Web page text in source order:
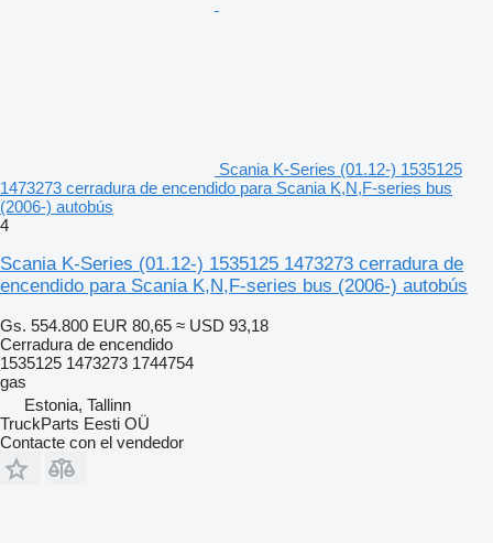
Scania K-Series (01.12-) 1535125
1473273 cerradura de encendido para Scania K,N,F-series bus
(2006-) autobús
4
Scania K-Series (01.12-) 1535125 1473273 cerradura de
encendido para Scania K,N,F-series bus (2006-) autobús
Gs. 554.800 EUR 80,65 ≈ USD 93,18
Cerradura de encendido
1535125 1473273 1744754
gas
Estonia, Tallinn
TruckParts Eesti OÜ
Contacte con el vendedor